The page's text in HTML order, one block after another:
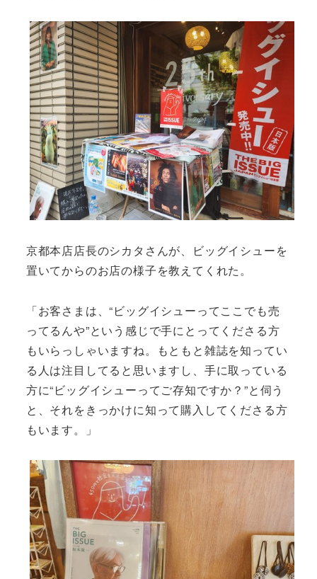
京都本店店長のシカタさんが、ビッグイシューを
置いてからのお店の様子を教えてくれた。
「お客さまは、“ビッグイシューってここでも売
ってるんや”という感じで手にとってくださる方
もいらっしゃいますね。もともと雑誌を知ってい
る人は注目してると思いますし、手に取っている
方に“ビッグイシューってご存知ですか？”と伺う
と、それをきっかけに知って購入してくださる方
もいます。」